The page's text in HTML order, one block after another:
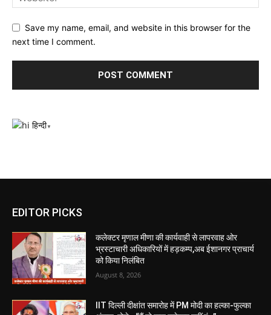
Save my name, email, and website in this browser for the
next time I comment.
हिन्दी▼
EDITOR PICKS
कलेक्टर मृणाल मीणा की कार्यवाही से लापरवाह ओर
भ्रस्टाचारी अधिकारियों में हड़कम्प,अब ईशानगर प्राचार्य
को किया निलंबित
August 8, 2026
IIT दिल्ली दीक्षांत समारोह में PM मोदी का हल्का-फुल्का